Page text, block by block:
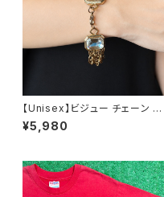
【Unisex】ビジュー チェーン ブ
レスレット / 古着 アクセサリー
N0737
¥5,980